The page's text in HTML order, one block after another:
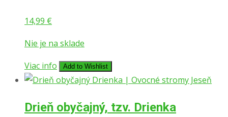
14,99 €
Nie je na sklade
Viac info
Add to Wishlist
Drieň obyčajný, tzv. Drienka